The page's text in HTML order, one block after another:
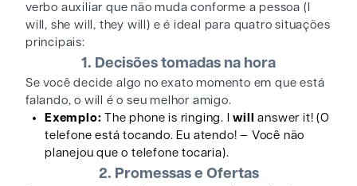
verbo auxiliar que não muda conforme a pessoa (I
will, she will, they will) e é ideal para quatro situações
principais:
1. Decisões tomadas na hora
Se você decide algo no exato momento em que está
falando, o will é o seu melhor amigo.
Exemplo: The phone is ringing. Iwill
answer it! (O
telefone está tocando. Eu atendo! — Você não
planejou que o telefone tocaria).
2. Promessas e Ofertas